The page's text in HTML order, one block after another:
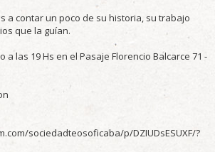
a contar un poco de su historia, su trabajo
que la guían.
a las 19 Hs en el Pasaje Florencio Balcarce 71 -
sociedadteosoficaba/p/DZIUDsESUXF/?